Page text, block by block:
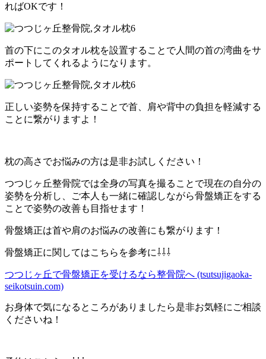
ればOKです！
首の下にこのタオル枕を設置することで人間の首の湾曲をサ
ポートしてくれるようになります。
正しい姿勢を保持することで首、肩や背中の負担を軽減する
ことに繋がりますよ！
枕の高さでお悩みの方は是非お試しください！
つつじヶ丘整骨院では全身の写真を撮ることで現在の自分の
姿勢を分析し、ご本人も一緒に確認しながら骨盤矯正をする
ことで姿勢の改善も目指せます！
骨盤矯正は首や肩のお悩みの改善にも繋がります！
骨盤矯正に関してはこちらを参考に⇩⇩⇩
つつじヶ丘で骨盤矯正を受けるなら整骨院へ (tsutsujigaoka-
seikotsuin.com)
お身体で気になるところがありましたら是非お気軽にご相談
くださいね！